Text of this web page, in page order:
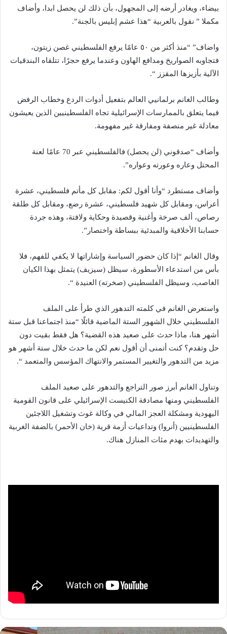
بيضاء، ويغادر أرضه إلى المجهول، بأن ذلك لن يحصل ابدا، وأضاف
مكملا ” نقول بالعربية “هذا عشم إبليس بالجنة”.
واضاف” “منذ أكثر من ٥٠ عامًا يرفع الفلسطيني غصن زيتون،
فتجاوبه الصواريخ ومدافع الهاون وعندما يرفع حجرًا، تتلقاه البندقيات
الآلية بأزيزها المقزز “.
وطالب الغانم برلمانيي العالم بتفعيل أدوات الردع وخطاب الرفض
فيما يتعلق بالممارسات الإسرائيلية تجاه الفلسطينيين الذين يعيشون
معادلة غير منصفة ومفارقة غير مفهومة.
وأضاف “صدقوني (لن يحصل) فالفلسطيني عبر 70 عامًا لعنة
المحتل وعاره وعورته وعواره”.
وأضاف مستطرد “وأنا أقول لكم: مقابل كل مأتم فلسطيني، عشرة
أعراس، ومقابل كل شهيد فلسطيني، عشرة رضع، ومقابل كل طلقة
رصاص، ألف صرخة وأغنية وقصيدة وحكاية ولافتة، وهذه جردة
حسابنا الأخلاقية والمبدئية ببساطة واختصار”.
وقال الغانم “إذا كان حضور السياسة وإشاراتها لا يكفي للفهم، فلا
بأس من استدعاء الأسطورة، سيظل (سيزيف) يتمثل بهذا الكيان
الغاصب، وسيظل الفلسطيني (صخرته) العنيدة “.
واستعرض الغانم في كلمته التدهور الذي طرأ على الملف
الفلسطيني خلال الشهور الستة الماضية قائلًا “منذ اجتماعنا قبل ستة
أشهر هنا، ماذا حدث على صعيد هذه القضية؟ هل فقط بقيت دون
حل وتقدم؟ كنت أتمنى أن أقول نعم لكن ما حدث خلال ستة أشهر هو
مزيد من التدهور والتغيير المستمر والانتهاك المؤسس والمتعمد “.
وتناول الغانم أبرز صور التراجع والتدهور على صعيد الملف
الفلسطيني ومنها مصادقة الكنيست الإسرائيلي على قانون القومية
اليهودية ومشكلة العجز المالي في وكالة غوث وتشغيل اللاجئين
الفلسطينيين (أنروا) وتداعيات أزمة قرية (خان الأحمر) بالضفة الغربية
والتهديدات بهدم مئات المنازل هناك.